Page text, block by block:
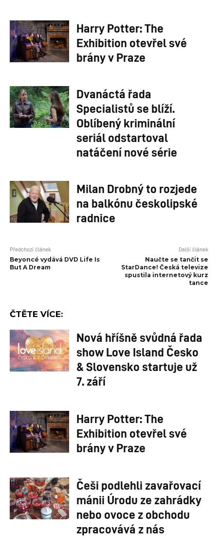
Harry Potter: The
Exhibition otevřel své
brány v Praze
Dvanáctá řada
Specialistů se blíží.
Oblíbený kriminální
seriál odstartoval
natáčení nové série
Milan Drobný to rozjede
na balkónu českolipské
radnice
Předchozí článek
Beyoncé vydává DVD Life Is
But A Dream
Další článek
Naučte se tančit se
StarDance! Česká televize
spustila internetový kurz
tance
ČTĚTE VÍCE:
Nová hříšně svůdná řada
show Love Island Česko
& Slovensko startuje už
7. září
Harry Potter: The
Exhibition otevřel své
brány v Praze
Češi podlehli zavařovací
mánii Úrodu ze zahrádky
nebo ovoce z obchodu
zpracovává z nás